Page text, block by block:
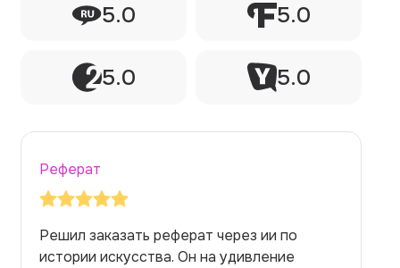
5.0 5.0
5.0 5.0
Реферат
Заказывала реферат с помощью нейросети
на медицинскую тему. Ожидала худшего,